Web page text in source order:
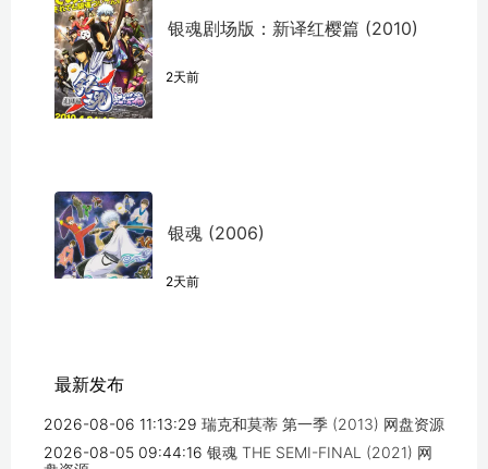
银魂剧场版：新译红樱篇 (2010)
2天前
银魂 (2006)
2天前
最新发布
2026-08-06 11:13:29 瑞克和莫蒂 第一季 (2013) 网盘资源
2026-08-05 09:44:16 银魂 THE SEMI-FINAL (2021) 网